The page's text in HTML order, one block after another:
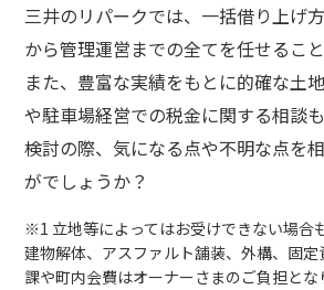
三井のリパークでは、一括借り上げ
から管理運営までの全てを任せるこ
また、豊富な実績をもとに的確な土
や駐車場経営での税金に関する相談
検討の際、気になる点や不明な点を
がでしょうか？
※1 立地等によってはお受けできない場合
建物解体、アスファルト舗装、外構、固
課や町内会費はオーナーさまのご負担とな